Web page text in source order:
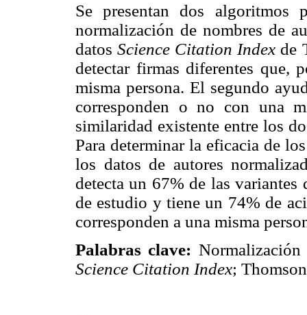
Se presentan dos algoritmos
normalización de nombres de
datosScience Citation Index de
detectar firmas diferentes que,
misma persona. El segundo
corresponden o no con una
similaridad existente entre los
Para determinar la eficacia de
los datos de autores
detecta un 67% de las
de estudio y tiene un 74% de
corresponden a una misma
Palabras clave: Normalización
Science Citation Index;